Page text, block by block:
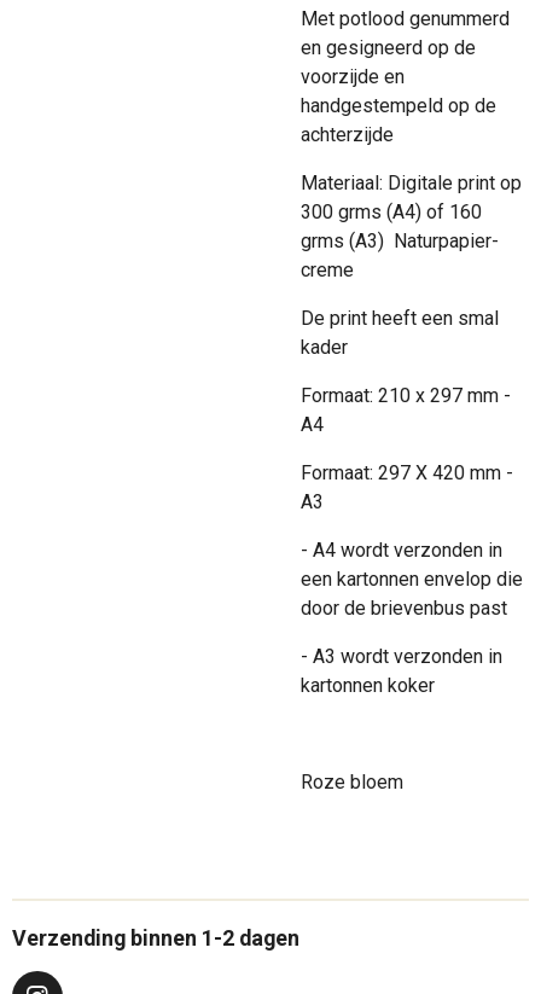
Met potlood genummerd
en gesigneerd op de
voorzijde en
handgestempeld op de
achterzijde
Materiaal: Digitale print op
300 grms (A4) of 160
grms (A3) Naturpapier-
creme
De print heeft een smal
kader
Formaat: 210 x 297 mm -
A4
Formaat: 297 X 420 mm -
A3
- A4 wordt verzonden in
een kartonnen envelop die
door de brievenbus past
- A3 wordt verzonden in
kartonnen koker
Roze bloem
Verzending binnen 1-2 dagen